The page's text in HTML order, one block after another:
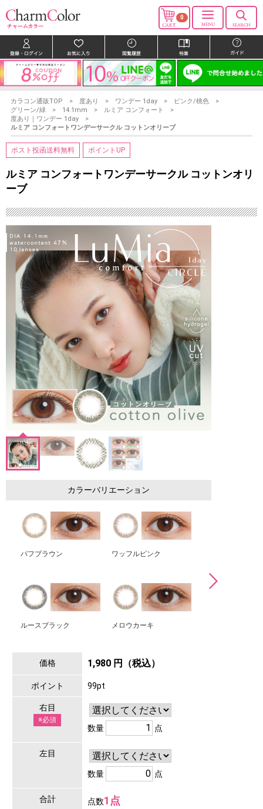
0
カラコン通販TOP 度あり ワンデー 1day
ピンク/桃色
グリーン/緑
14.1mm
ルミア コンフォート
度あり｜ワンデー 1day
ルミア コンフォートワンデーサークル コットンオリーブ
ポスト投函送料無料 ポイントUP
ルミア コンフォートワンデーサークル コットンオリ
ーブ
カラーバリエーション
パフブラウン ワッフルピンク
ルースブラック メロウカーキ
価格 1,980 円（税込）
ポイント 99pt
右目
※必須
数量 点
左目
数量 点
合計 点数1点